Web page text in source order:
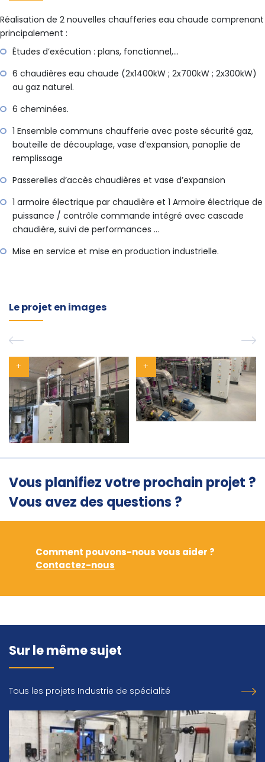
Réalisation de 2 nouvelles chaufferies eau chaude comprenant
principalement :
Études d’exécution : plans, fonctionnel,…
6 chaudières eau chaude (2x1400kW ; 2x700kW ; 2x300kW)
au gaz naturel.
6 cheminées.
1 Ensemble communs chaufferie avec poste sécurité gaz,
bouteille de découplage, vase d’expansion, panoplie de
remplissage
Passerelles d’accès chaudières et vase d’expansion
1 armoire électrique par chaudière et 1 Armoire électrique de
puissance / contrôle commande intégré avec cascade
chaudière, suivi de performances …
Mise en service et mise en production industrielle.
Le projet en images
Vous planifiez votre prochain projet ?
Vous avez des questions ?
Comment pouvons-nous vous aider ?
Contactez-nous
Sur le même sujet
Tous les projets Industrie de spécialité